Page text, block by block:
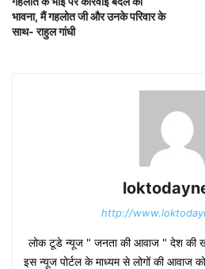
भावना, मैं गहलोत जी और उनके परिवार के
साथ- राहुल गांधी
http://
लोक टूडे न्यूज " जनता की आवाज " देश की
इस न्यूज पोर्टल के माध्यम से लोगों की आवाज